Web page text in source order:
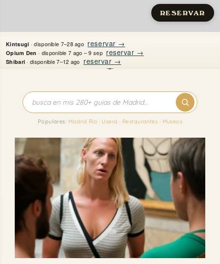
RESERVAR
Kintsugi · disponible 7–28 ago reservar →
Opium Den · disponible 7 ago – 9 sep reservar →
Shibari · disponible 7–12 ago reservar →
al
contenido
Apartamentos
Quién es Justine
Guías
Mi Madrid
Contacto
FAQ
Populares: Madrid Rio · Usera · Restaurantes · Museos